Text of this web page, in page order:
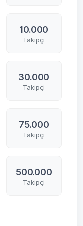
10.000
Takipçi
30.000
Takipçi
75.000
Takipçi
500.000
Takipçi